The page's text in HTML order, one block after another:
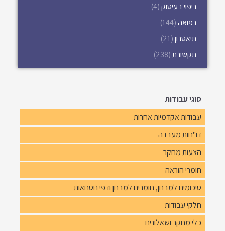
ריפוי בעיסוק(4)
רפואה(144)
תיאטרון(21)
תקשורת(238)
סוגי עבודות
עבודות אקדמיות אחרות
דו"חות מעבדה
הצעות מחקר
חומרי הוראה
סיכומים למבחן, חומרים למבחן ודפי נוסחאות
חלקי עבודות
כלי מחקר ושאלונים